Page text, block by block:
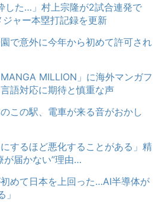
した…」村上宗隆が2試合連発で
ャー本塁打記録を更新
で意外に今年から初めて許可され
MILLION」に海外マンガフ
語対応に期待と慎重な声
この駅、電車が来る音がおかし
するほど悪化することがある」精
が届かない”理由…
めて日本を上回った…AI半導体が